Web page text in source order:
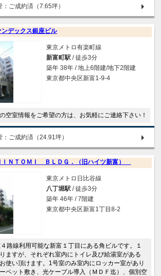
ご成約済（7.65坪）
ンデックス銀座ビル
東京メトロ有楽町線
新富町駅 / 徒歩3分
築年 38年 / 地上6階建/地下2階建
東京都中央区新富1-9-4
室情報をご希望の方は、お気軽にご連絡下さい！
ご成約済（24.91坪）
ＩＮＴＯＭＩ ＢＬＤＧ．（旧ハイツ新富）
東京メトロ日比谷線
八丁堀駅 / 徒歩3分
築年 46年 / 7階建
東京都中央区新富1丁目8-2
路線利用可能な新富１丁目にある角ビルです。１
ますが、それぞれ室内にトイレ及び給湯室がある
使い頂けます。1号室のみ室内にロッカー室があり
ペット敷き、光ケーブル導入（ＭＤＦ迄）、個別空